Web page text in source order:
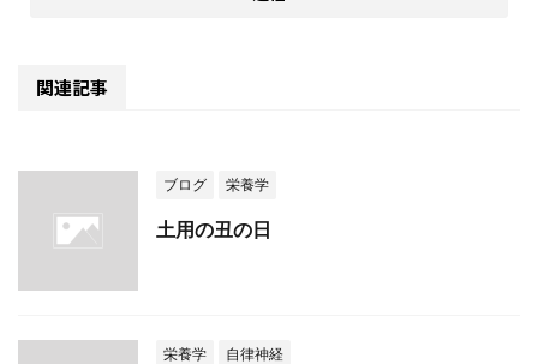
関連記事
ブログ 栄養学
土用の丑の日
栄養学 自律神経